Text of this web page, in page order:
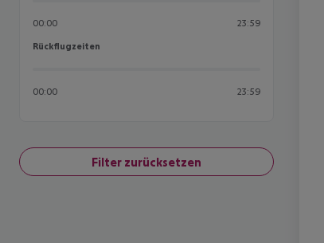
00:00 23:59
Rückflugzeiten
Rückflugzeiten
00:00 23:59
Filter zurücksetzen